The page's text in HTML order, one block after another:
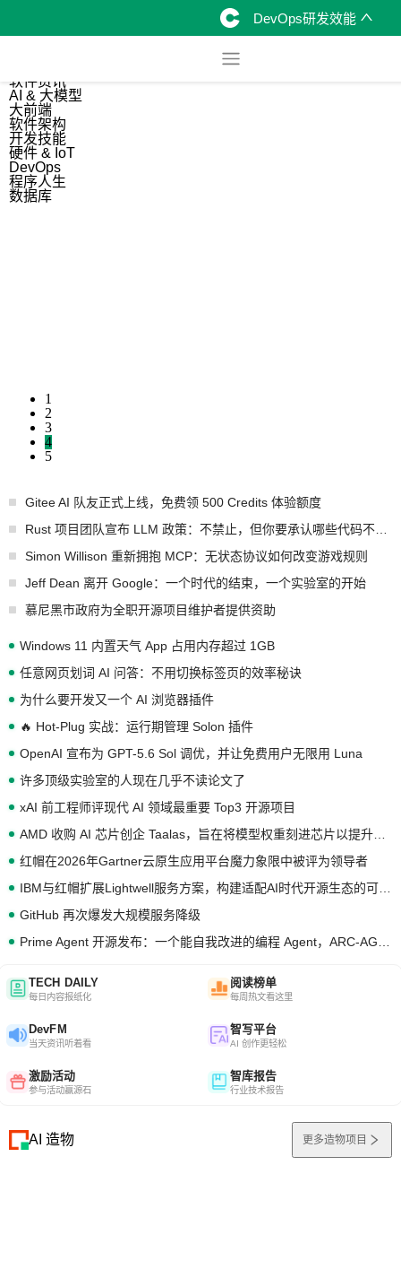
DevOps研发效能
软件资讯
AI & 大模型
大前端
软件架构
开发技能
硬件 & IoT
DevOps
程序人生
数据库
1
2
3
4
5
Gitee AI 队友正式上线，免费领 500 Credits 体验额度
Simon Willison 重新拥抱 MCP：无状态协议如何改变游戏规则
Jeff Dean 离开 Google：一个时代的结束，一个实验室的开始
慕尼黑市政府为全职开源项目维护者提供资助
Windows 11 内置天气 App 占用内存超过 1GB
任意网页划词 AI 问答：不用切换标签页的效率秘诀
为什么要开发又一个 AI 浏览器插件
🔥 Hot-Plug 实战：运行期管理 Solon 插件
OpenAI 宣布为 GPT-5.6 Sol 调优，并让免费用户无限用 Luna
许多顶级实验室的人现在几乎不读论文了
xAI 前工程师评现代 AI 领域最重要 Top3 开源项目
红帽在2026年Gartner云原生应用平台魔力象限中被评为领导者
GitHub 再次爆发大规模服务降级
TECH DAILY
每日内容报纸化
阅读榜单
每周热文看这里
DevFM
当天资讯听着看
智写平台
AI 创作更轻松
激励活动
参与活动赢源石
智库报告
行业技术报告
AI 造物 更多造物项目